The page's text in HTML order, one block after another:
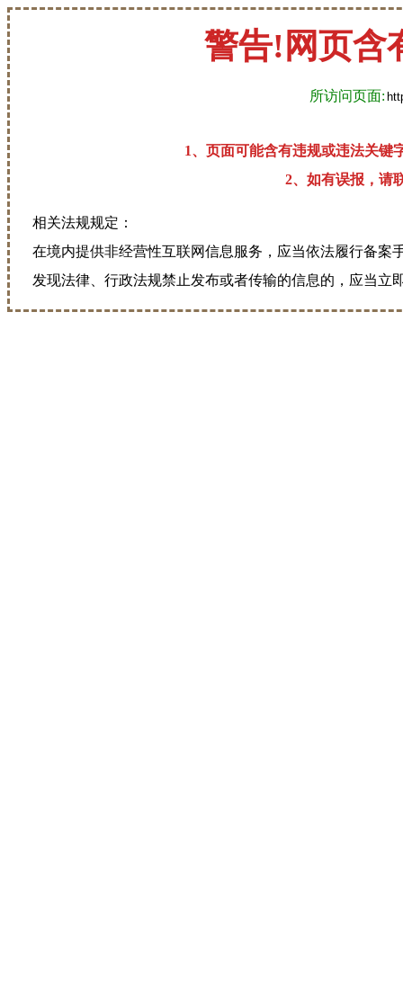
警告!网页含
所访问页面:
1、页面可能含有违规或违法关键
2、如有误报，请
相关法规规定：
在境内提供非经营性互联网信息服务，应当依法履行备案
发现法律、行政法规禁止发布或者传输的信息的，应当